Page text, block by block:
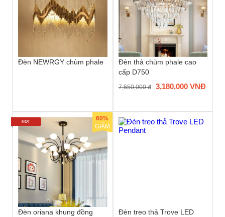
Đèn NEWRGY chùm phale
Đèn thả chùm phale cao
cấp D750
7,650,000 đ 3,180,000 VNĐ
Đèn oriana khung đồng
60%
GIẢM
HOT
Đèn treo thả Trove LED